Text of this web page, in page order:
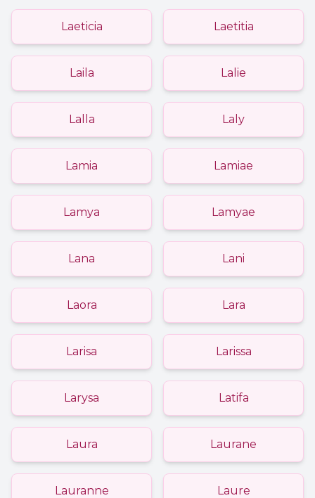
Laeticia Laetitia
Laila Lalie
Lalla Laly
Lamia Lamiae
Lamya Lamyae
Lana Lani
Laora Lara
Larisa Larissa
Larysa Latifa
Laura Laurane
Lauranne Laure